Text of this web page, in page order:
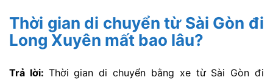
Thời gian di chuyển từ Sài Gòn đi
Long Xuyên mất bao lâu?
Trả lời: Thời gian di chuyển bằng xe từ Sài Gòn đi